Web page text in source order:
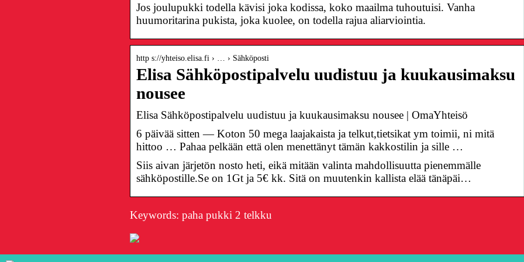
Jos joulupukki todella kävisi joka kodissa, koko maailma tuhoutuisi. Vanha
huumoritarina pukista, joka kuolee, on todella rajua aliarviointia.
http s://yhteiso.elisa.fi › … › Sähköposti
Elisa Sähköpostipalvelu uudistuu ja kuukausimaksu
nousee
Elisa Sähköpostipalvelu uudistuu ja kuukausimaksu nousee | OmaYhteisö
6 päivää sitten — Koton 50 mega laajakaista ja telkut,tietsikat ym toimii, ni mitä
hittoo … Pahaa pelkään että olen menettänyt tämän kakkostilin ja sille …
Siis aivan järjetön nosto heti, eikä mitään valinta mahdollisuutta pienemmälle
sähköpostille.Se on 1Gt ja 5€ kk. Sitä on muutenkin kallista elää tänäpäi…
Keywords: paha pukki 2 telkku